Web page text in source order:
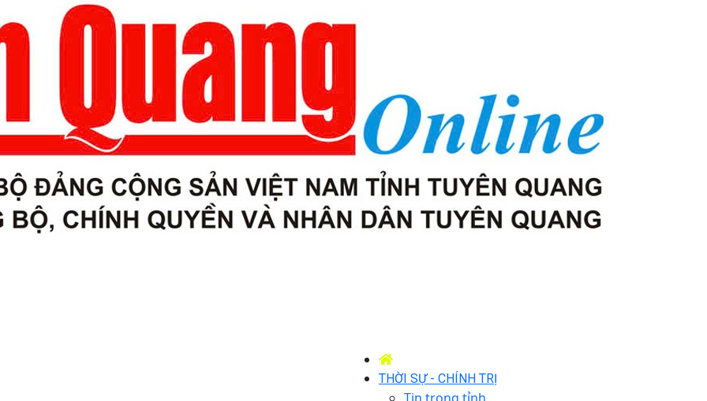
THỜI SỰ - CHÍNH TRỊ